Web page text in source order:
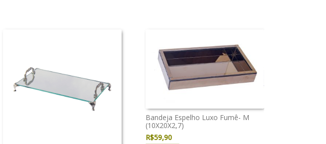
Bandeja Espelho Luxo Fumê- M
(10X20X2,7)
R$59,90